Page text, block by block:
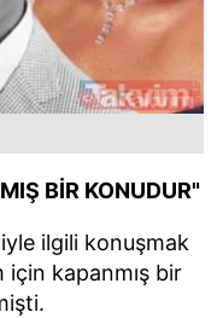
BİR KONUDUR"
ilgili konuşmak
kapanmış bir